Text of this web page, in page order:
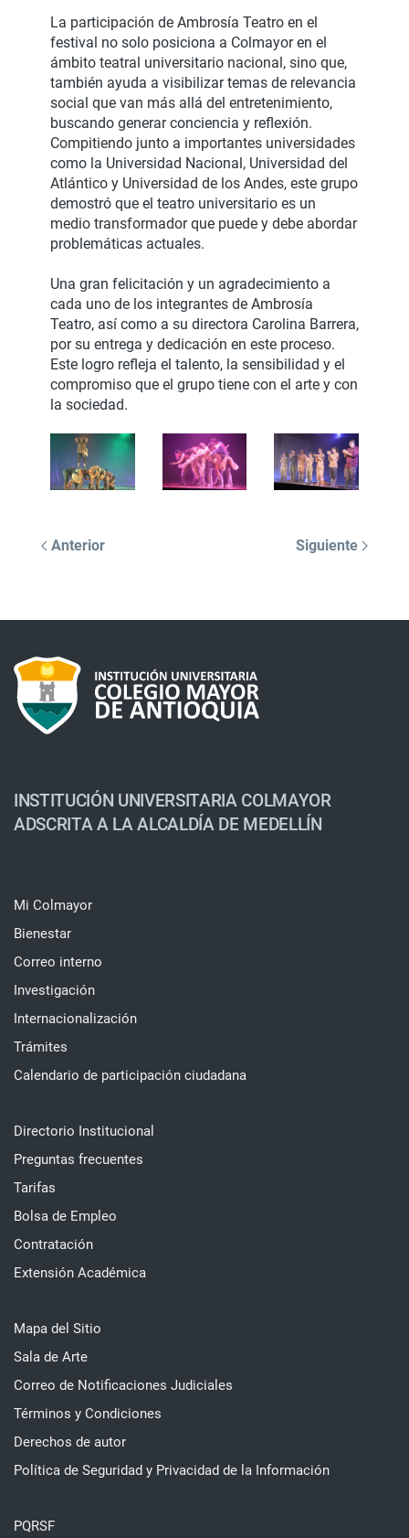
La participación de Ambrosía Teatro en el
festival no solo posiciona a Colmayor en el
ámbito teatral universitario nacional, sino que,
también ayuda a visibilizar temas de relevancia
social que van más allá del entretenimiento,
buscando generar conciencia y reflexión.
Compitiendo junto a importantes universidades
como la Universidad Nacional, Universidad del
Atlántico y Universidad de los Andes, este grupo
demostró que el teatro universitario es un
medio transformador que puede y debe abordar
problemáticas actuales.
Una gran felicitación y un agradecimiento a
cada uno de los integrantes de Ambrosía
Teatro, así como a su directora Carolina Barrera,
por su entrega y dedicación en este proceso.
Este logro refleja el talento, la sensibilidad y el
compromiso que el grupo tiene con el arte y con
la sociedad.
Anterior Siguiente
INSTITUCIÓN UNIVERSITARIA COLMAYOR
ADSCRITA A LA ALCALDÍA DE MEDELLÍN
Mi Colmayor
Bienestar
Correo interno
Investigación
Internacionalización
Trámites
Calendario de participación ciudadana
Directorio Institucional
Preguntas frecuentes
Tarifas
Bolsa de Empleo
Contratación
Extensión Académica
Mapa del Sitio
Sala de Arte
Correo de Notificaciones Judiciales
Términos y Condiciones
Derechos de autor
Política de Seguridad y Privacidad de la Información
PQRSF